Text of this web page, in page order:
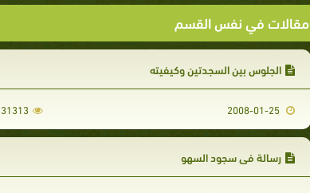
مقالات في نفس القسم
الجلوس بين السجدتين وكيفيته
2008-01-25
31313
رسالة في سجود السهو